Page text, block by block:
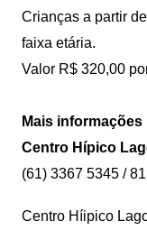
Crianças a partir
faixa etária.
Valor R$ 320,00
Mais informações
Centro Hípico
(61) 3367 5345 /
Centro Híipico